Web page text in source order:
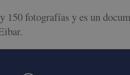
fotografías y es un